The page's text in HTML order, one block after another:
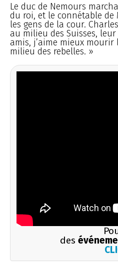
Le duc de Nemours
du roi, et le connétable de
les gens de la cour.
au milieu des Suisses,
amis, j’aime mieux
milieu des rebelles. »
des